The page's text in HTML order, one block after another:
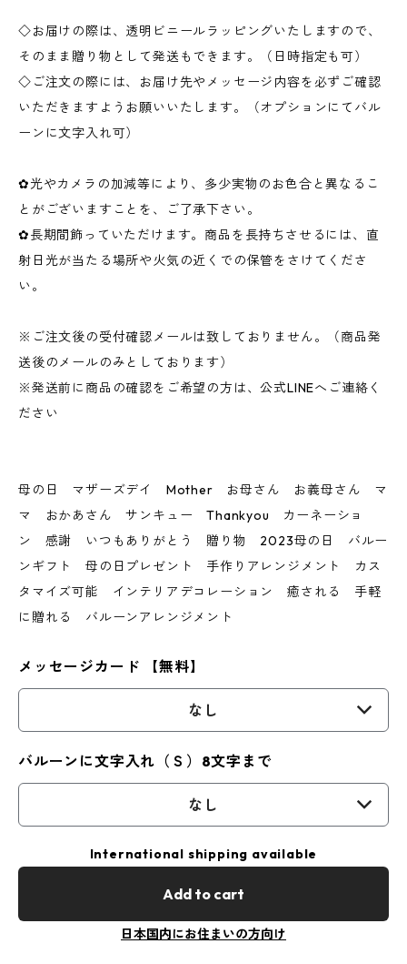
◇お届けの際は、透明ビニールラッピングいたしますので、
そのまま贈り物として発送もできます。（日時指定も可）
◇ご注文の際には、お届け先やメッセージ内容を必ずご確認
いただきますようお願いいたします。（オプションにてバル
ーンに文字入れ可）
✿光やカメラの加減等により、多少実物のお色合と異なるこ
とがございますことを、ご了承下さい。
✿長期間飾っていただけます。商品を長持ちさせるには、直
射日光が当たる場所や火気の近くでの保管をさけてくださ
い。
※ご注文後の受付確認メールは致しておりません。（商品発
送後のメールのみとしております）
※発送前に商品の確認をご希望の方は、公式LINEへご連絡く
ださい
母の日 マザーズデイ Mother お母さん お義母さん マ
マ おかあさん サンキュー Thankyou カーネーショ
ン 感謝 いつもありがとう 贈り物 2023母の日 バルー
ンギフト 母の日プレゼント 手作りアレンジメント カス
タマイズ可能 インテリアデコレーション 癒される 手軽
に贈れる バルーンアレンジメント
メッセージカード 【無料】
なし
バルーンに文字入れ（Ｓ）8文字まで
なし
International shipping available
Add to cart
日本国内にお住まいの方向け